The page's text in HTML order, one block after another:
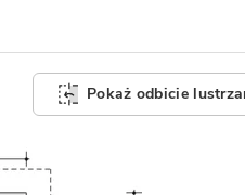
Pokaż odbicie